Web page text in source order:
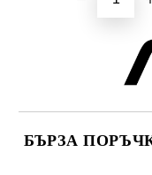
БЪРЗА